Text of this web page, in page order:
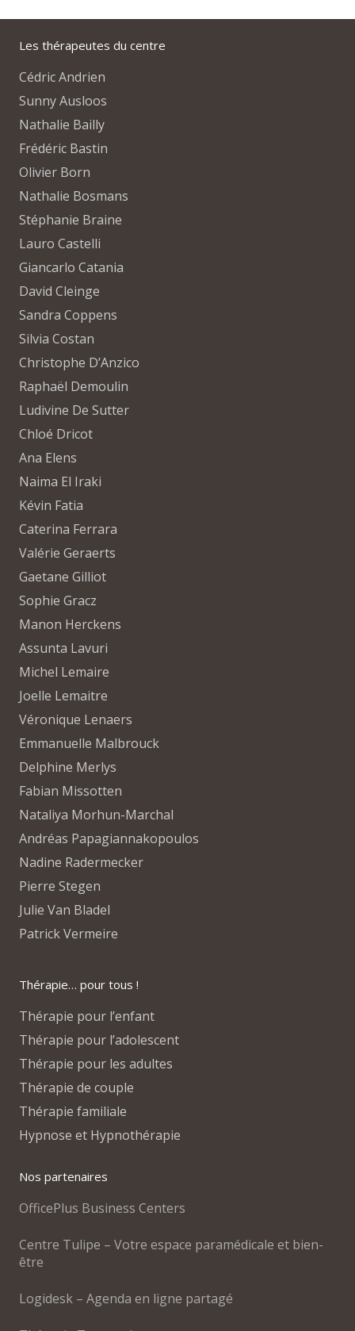
Les thérapeutes du centre
Cédric Andrien
Sunny Ausloos
Nathalie Bailly
Frédéric Bastin
Olivier Born
Nathalie Bosmans
Stéphanie Braine
Lauro Castelli
Giancarlo Catania
David Cleinge
Sandra Coppens
Silvia Costan
Christophe D’Anzico
Raphaël Demoulin
Ludivine De Sutter
Chloé Dricot
Ana Elens
Naima El Iraki
Kévin Fatia
Caterina Ferrara
Valérie Geraerts
Gaetane Gilliot
Sophie Gracz
Manon Herckens
Assunta Lavuri
Michel Lemaire
Joelle Lemaitre
Véronique Lenaers
Emmanuelle Malbrouck
Delphine Merlys
Fabian Missotten
Nataliya Morhun-Marchal
Andréas Papagiannakopoulos
Nadine Radermecker
Pierre Stegen
Julie Van Bladel
Patrick Vermeire
Thérapie… pour tous !
Thérapie pour l’enfant
Thérapie pour l’adolescent
Thérapie pour les adultes
Thérapie de couple
Thérapie familiale
Hypnose et Hypnothérapie
Nos partenaires
OfficePlus Business Centers
Centre Tulipe – Votre espace paramédicale et bien-
être
Logidesk – Agenda en ligne partagé